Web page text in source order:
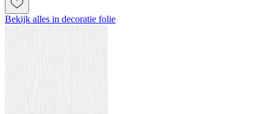
Bekijk alles in decoratie folie